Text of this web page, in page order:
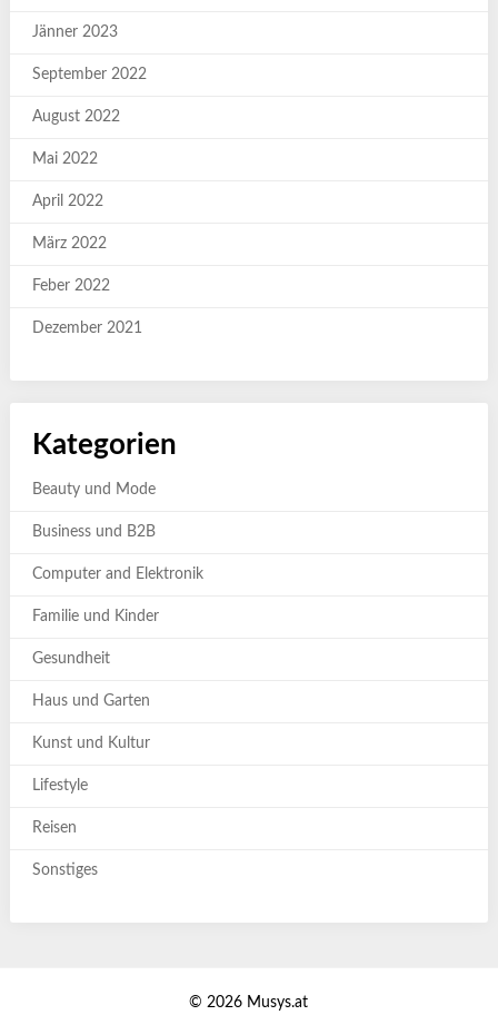
Jänner 2023
September 2022
August 2022
Mai 2022
April 2022
März 2022
Feber 2022
Dezember 2021
Kategorien
Beauty und Mode
Business und B2B
Computer and Elektronik
Familie und Kinder
Gesundheit
Haus und Garten
Kunst und Kultur
Lifestyle
Reisen
Sonstiges
© 2026 Musys.at